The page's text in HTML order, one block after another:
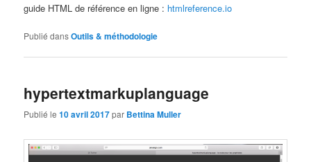
guide HTML de référence en ligne : htmlreference.io
Publié dansOutils & méthodologie
hypertextmarkuplanguage
Publié le10 avril 2017par Bettina Muller